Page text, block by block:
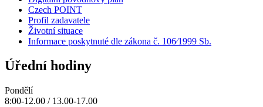
Czech POINT
Profil zadavatele
Životní situace
Informace poskytnuté dle zákona č. 106⁄1999 Sb.
Úřední hodiny
Pondělí
8:00-12.00 / 13.00-17.00